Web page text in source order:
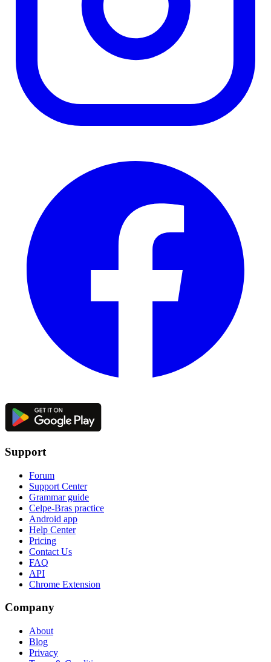
Support
Forum
Support Center
Grammar guide
Celpe-Bras practice
Android app
Help Center
Pricing
Contact Us
FAQ
API
Chrome Extension
Company
About
Blog
Privacy